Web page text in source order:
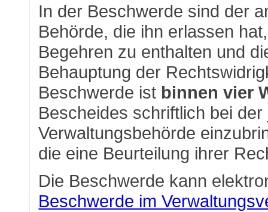
In der Beschwerde sind der
Behörde, die ihn erlassen
Begehren zu enthalten und
Behauptung der
Beschwerde ist binnen vier
Bescheides schriftlich bei
Verwaltungsbehörde
die eine Beurteilung ihrer
Die Beschwerde kann
Beschwerde im